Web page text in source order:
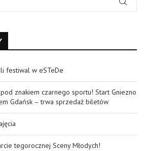
festiwal w eSTeDe
znakiem czarnego sportu! Start Gniezno
Gdańsk – trwa sprzedaż biletów
tegorocznej Sceny Młodych!